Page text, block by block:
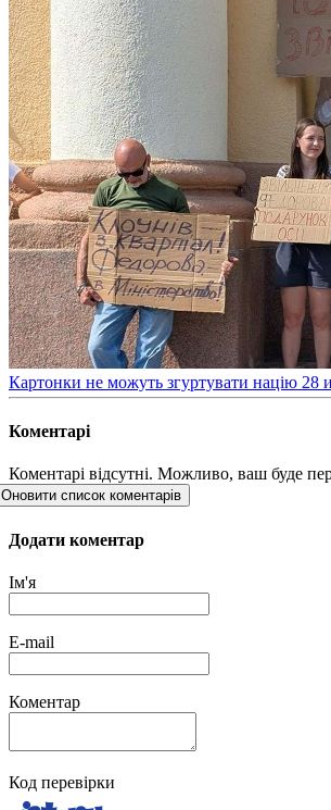
​Картонки не можуть згуртувати націю 28
Коментарі
Коментарі відсутні. Можливо, ваш буде
Оновити список коментарів
Додати коментар
Ім'я
E-mail
Коментар
Код перевірки